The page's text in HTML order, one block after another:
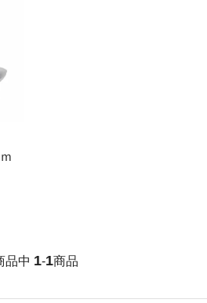
品中 1-1商品